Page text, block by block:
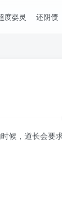
度婴灵 还阴债
候，道长会要